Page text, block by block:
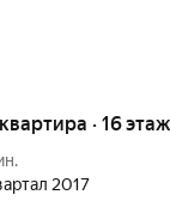
· 16
2017